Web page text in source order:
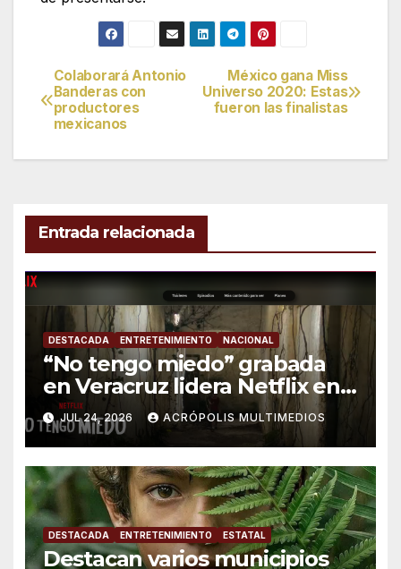
Navegación
de
entradas
México gana Miss
Universo 2020: Estas
fueron las finalistas
Colaborará Antonio
Banderas con
productores
mexicanos
Entrada relacionada
DESTACADA ENTRETENIMIENTO NACIONAL
“No tengo miedo” grabada
en Veracruz lidera Netflix en
México
JUL 24, 2026 ACRÓPOLIS MULTIMEDIOS
DESTACADA ENTRETENIMIENTO ESTATAL
Destacan varios municipios